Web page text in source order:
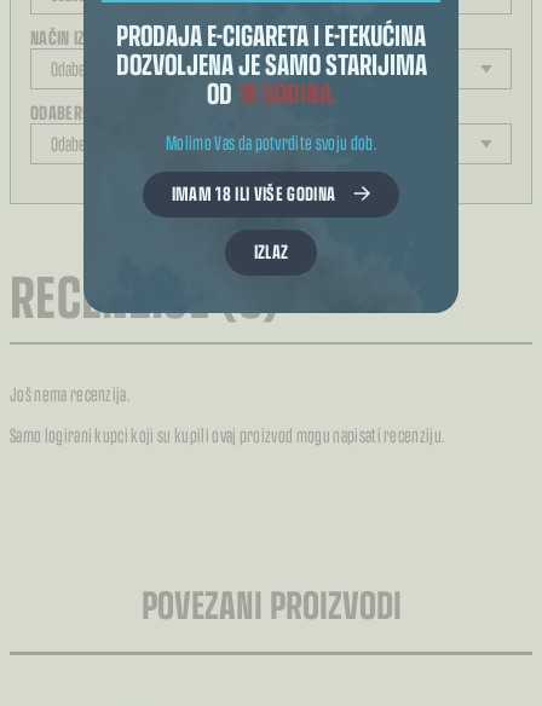
PRODAJA E-CIGARETA I E-TEKUĆINA
DOZVOLJENA JE SAMO STARIJIMA
OD18 GODINA.
Molimo Vas da potvrdite svoju dob.
IMAM 18 ILI VIŠE GODINA
IZLAZ
NAČIN IZRAČUNA KOLIČINE
ODABERITE JAČINU
REZULTAT ODABIRA
RECENZIJE (0)
Još nema recenzija.
Samo logirani kupci koji su kupili ovaj proizvod mogu napisati recenziju.
POVEZANI PROIZVODI